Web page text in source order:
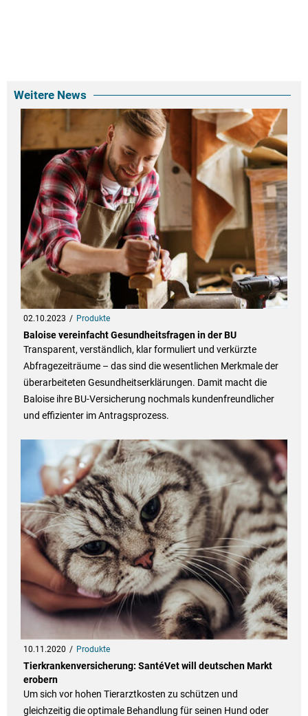
Weitere News
02.10.2023 Produkte
Baloise vereinfacht Gesundheitsfragen in der BU
Transparent, verständlich, klar formuliert und verkürzte
Abfragezeiträume – das sind die wesentlichen Merkmale der
überarbeiteten Gesundheitserklärungen. Damit macht die
Baloise ihre BU-Versicherung nochmals kundenfreundlicher
und effizienter im Antragsprozess.
10.11.2020 Produkte
Tierkrankenversicherung: SantéVet will deutschen Markt
erobern
Um sich vor hohen Tierarztkosten zu schützen und
gleichzeitig die optimale Behandlung für seinen Hund oder